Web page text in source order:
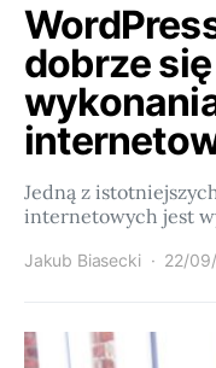
dobrze
Jedną z
internetowych jest
Jakub Biasecki 22/